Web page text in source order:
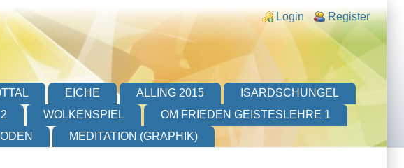
Login links
Login Register
EICHE ALLING 2015
ISARDSCHUNGEL
WOLKENSPIEL
OM FRIEDEN GEISTESLEHRE 1
MEDITATION (GRAPHIK)